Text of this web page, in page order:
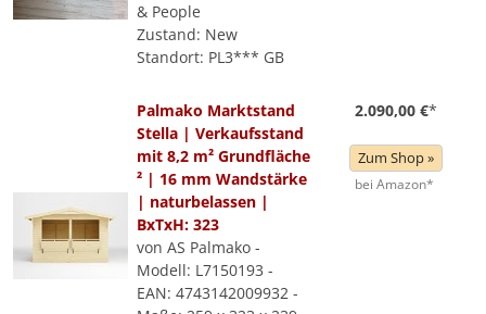
& People
Zustand: New
Standort: PL3*** GB
Palmako Marktstand
Stella | Verkaufsstand
mit 8,2 m² Grundfläche
² | 16 mm Wandstärke
| naturbelassen |
BxTxH: 323
von AS Palmako -
Modell: L7150193 -
EAN: 4743142009932 -
2.090,00 €*
Zum Shop »
bei Amazon*